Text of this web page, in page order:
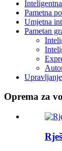
Pametna
Umjetna
Pametan
Oprema za